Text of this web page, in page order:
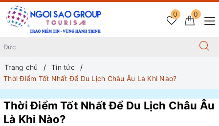
0
0
Trang chủ
Tin tức
Thời Điểm Tốt Nhất Để Du Lịch Châu Âu Là Khi Nào?
Thời Điểm Tốt Nhất Để Du Lịch Châu Âu
Là Khi Nào?